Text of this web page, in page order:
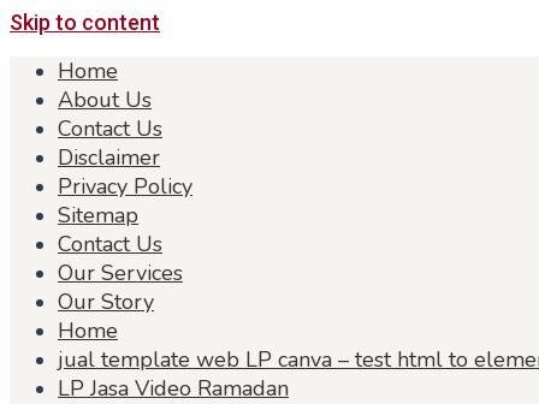
Skip to content
Home
About Us
Contact Us
Disclaimer
Privacy Policy
Sitemap
Contact Us
Our Services
Our Story
Home
jual template web LP canva – test html to
LP Jasa Video Ramadan